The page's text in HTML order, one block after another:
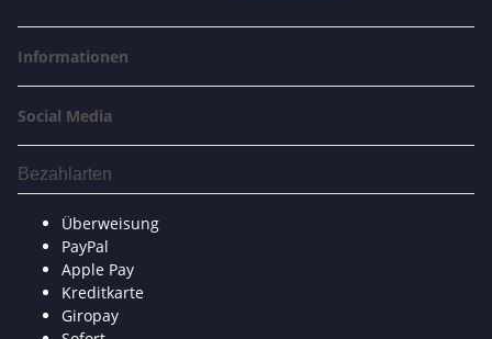
Informationen
Social Media
Bezahlarten
Überweisung
PayPal
Apple Pay
Kreditkarte
Giropay